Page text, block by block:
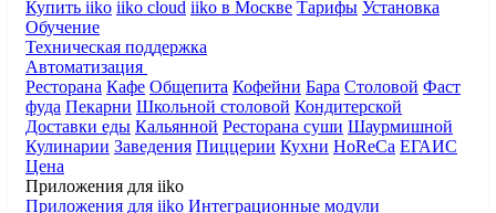
Купить iiko iiko cloud iiko в Москве Тарифы Установка
Обучение
Техническая поддержка
Автоматизация
Ресторана Кафе Общепита Кофейни Бара Столовой Фаст
фуда Пекарни Школьной столовой Кондитерской
Доставки еды Кальянной Ресторана суши Шаурмишной
Кулинарии Заведения Пиццерии Кухни HoReCa ЕГАИС
Цена
Приложения для iiko
Приложения для iiko Интеграционные модули